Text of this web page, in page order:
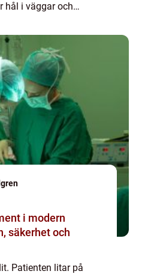
hål i väggar och
om att stänga de här
i modern
Patienten litar på